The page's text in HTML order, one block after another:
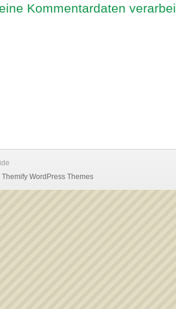
Kommentardaten
Themify WordPress Themes